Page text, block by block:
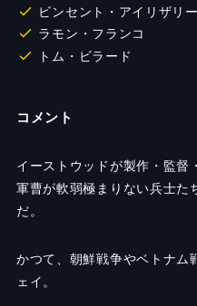
ビンセント・アイリザリー
ラモン・フランコ
トム・ビラード
コメント
イーストウッドが製作・監督
軍曹が軟弱極まりない兵士た
だ。
かつて、朝鮮戦争やベトナム
ェイ。